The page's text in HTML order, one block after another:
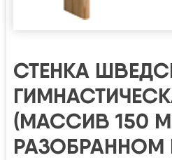
СТЕНКА
(МАССИВ 150
РАЗОБРАННОМ